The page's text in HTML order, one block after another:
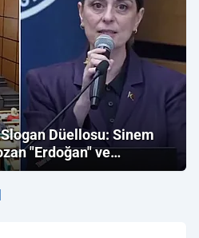
Düellosu: Sinem
"Erdoğan" ve